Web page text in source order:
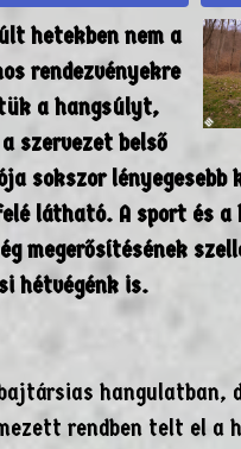
hetekben nem a
rendezvényekre
a hangsúlyt,
szervezet belső
sokszor lényegesebb
látható. A sport és a
megerősítésének
hétvégénk is.
hangulatban,
rendben telt el a